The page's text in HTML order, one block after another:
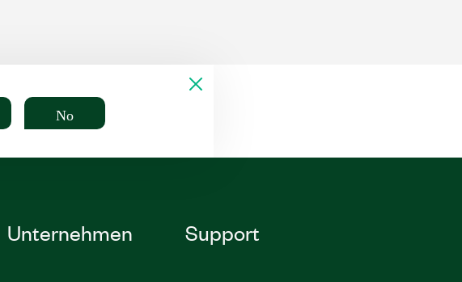
No
Unternehmen Support